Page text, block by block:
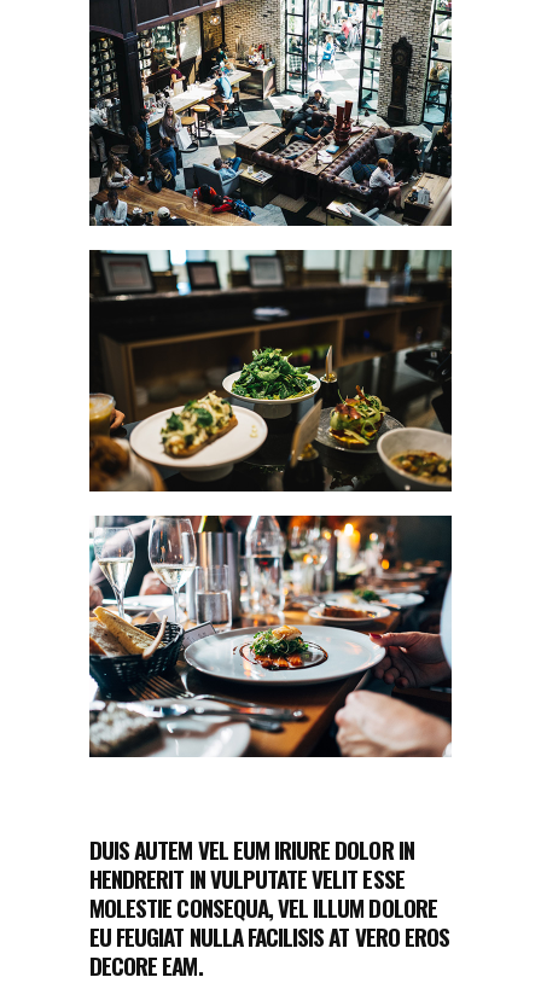
DUIS AUTEM VEL EUM IRIURE DOLOR IN
HENDRERIT IN VULPUTATE VELIT ESSE
MOLESTIE CONSEQUA, VEL ILLUM DOLORE
EU FEUGIAT NULLA FACILISIS AT VERO EROS
DECORE EAM.